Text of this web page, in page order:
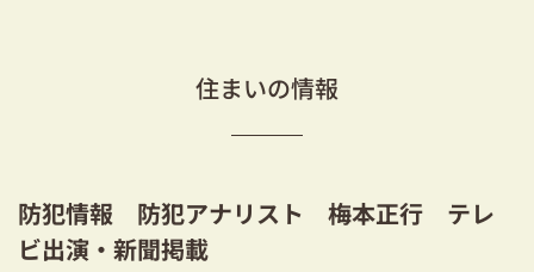
保証／アフターサポート
二世帯住宅をお考えの方
住まいの情報
防犯情報 防犯アナリスト 梅本正行 テレ
ビ出演・新聞掲載